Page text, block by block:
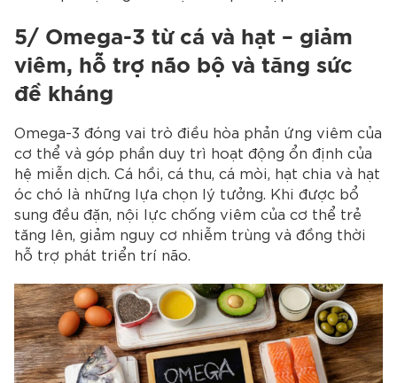
5/ Omega-3 từ cá và hạt – giảm
viêm, hỗ trợ não bộ và tăng sức
đề kháng
Omega-3 đóng vai trò điều hòa phản ứng viêm của
cơ thể và góp phần duy trì hoạt động ổn định của
hệ miễn dịch. Cá hồi, cá thu, cá mòi, hạt chia và hạt
óc chó là những lựa chọn lý tưởng. Khi được bổ
sung đều đặn, nội lực chống viêm của cơ thể trẻ
tăng lên, giảm nguy cơ nhiễm trùng và đồng thời
hỗ trợ phát triển trí não.